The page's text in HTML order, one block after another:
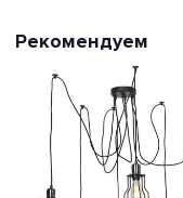
Рекомендуем